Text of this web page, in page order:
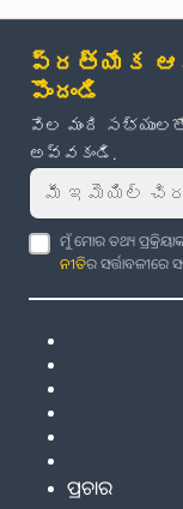
ప్రత్యేక
పొందండి
వేల మంది
అవ్వకండి.
ମୁଁ ମୋର ତଥ୍ୟ
ନୀତିର ସର୍ତ୍ତାବଳୀରେ
ପ୍ରଚାର